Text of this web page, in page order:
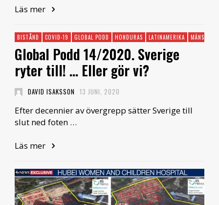
Läs mer
BISTÅND COVID-19 GLOBAL PODD HONDURAS LATINAMERIKA
Global Podd 14/2020. Sverige
ryter till! … Eller gör vi?
DAVID ISAKSSON 13 JUNI, 2020
Efter decennier av övergrepp sätter Sverige till
slut ned foten …
Läs mer